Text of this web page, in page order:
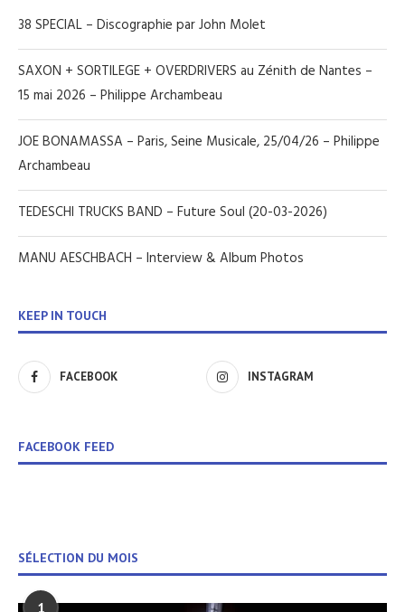
38 SPECIAL – Discographie par John Molet
SAXON + SORTILEGE + OVERDRIVERS au Zénith de Nantes –
15 mai 2026 – Philippe Archambeau
JOE BONAMASSA – Paris, Seine Musicale, 25/04/26 – Philippe
Archambeau
TEDESCHI TRUCKS BAND – Future Soul (20-03-2026)
MANU AESCHBACH – Interview & Album Photos
KEEP IN TOUCH
FACEBOOK INSTAGRAM
FACEBOOK FEED
SÉLECTION DU MOIS
1